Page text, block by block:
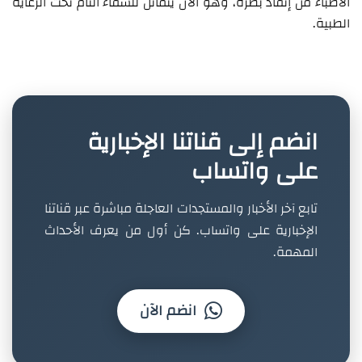
الطبية.
انضم إلى قناتنا الإخبارية
على واتساب
تابع آخر الأخبار والمستجدات العاجلة مباشرة عبر قناتنا
الإخبارية على واتساب. كن أول من يعرف الأحداث
المهمة.
انضم الآن